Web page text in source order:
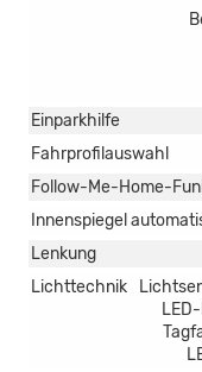
Einparkhilfe
Fahrprofilauswahl
Follow-Me-Home-
Innenspiegel
Lenkung
Lichttechnik